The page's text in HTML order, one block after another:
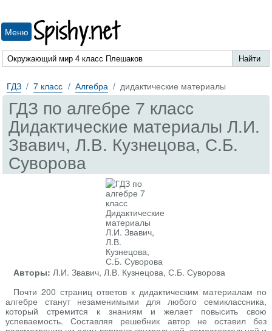
Меню Spishy.net
ГДЗ 7 класс Алгебра дидактические материалы
ГДЗ по алгебре 7 класс
Дидактические материалы Л.И.
Звавич, Л.В. Кузнецова, С.Б.
Суворова
Авторы: Л.И. Звавич, Л.В. Кузнецова, С.Б. Суворова
Почти 200 страниц ответов к дидактическим материалам по
алгебре станут незаменимыми для любого семиклассника,
который стремится к знаниям и желает повысить свою
успеваемость. Составляя решебник автор не оставил без